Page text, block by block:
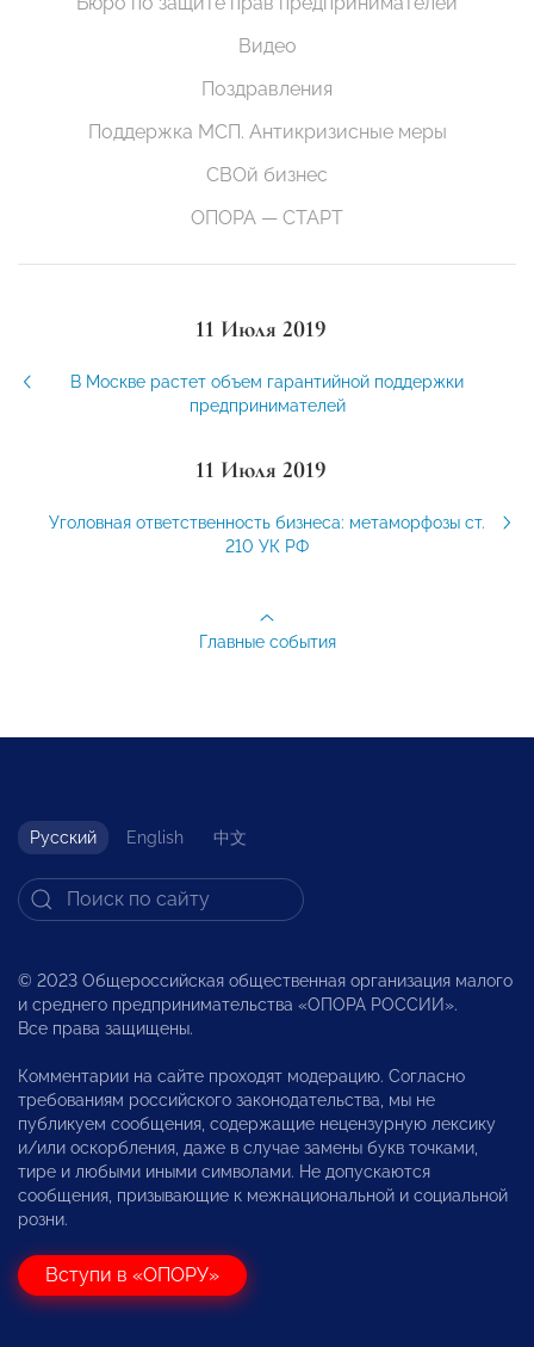
Видео
Поздравления
Поддержка МСП. Антикризисные меры
СВОй бизнес
ОПОРА — СТАРТ
11 Июля 2019
В Москве растет объем гарантийной поддержки
предпринимателей
11 Июля 2019
Уголовная ответственность бизнеса: метаморфозы ст.
210 УК РФ
Главные события
Русский English 中文
© 2023 Общероссийская общественная организация малого
и среднего предпринимательства «ОПОРА РОССИИ».
Все права защищены.
Комментарии на сайте проходят модерацию. Согласно
требованиям российского законодательства, мы не
публикуем сообщения, содержащие нецензурную лексику
и/или оскорбления, даже в случае замены букв точками,
тире и любыми иными символами. Не допускаются
сообщения, призывающие к межнациональной и социальной
розни.
Вступи в «ОПОРУ»